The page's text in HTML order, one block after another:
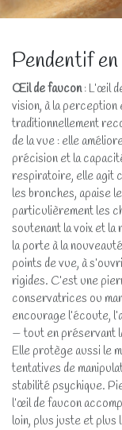
Pendentif
Œil de faucon: L’œil
vision, à la perception
traditionnellement
de la vue : elle
précision et la
respiratoire, elle agit
les bronches, apaise
particulièrement les
soutenant la voix et
la porte à la
points de vue, à
rigides. C’est une
conservatrices ou
encourage l’écoute,
— tout en préservant
Elle protège aussi le
tentatives de
stabilité psychique.
l’œil de faucon
loin, plus juste et plus